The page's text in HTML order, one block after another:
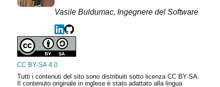
Vasile Buldumac, Ingegnere del Software
CC BY-SA 4.0
Tutti i contenuti del sito sono distribuiti sotto licenza CC BY-SA.
Il contenuto originale in inglese è stato adattato alla lingua